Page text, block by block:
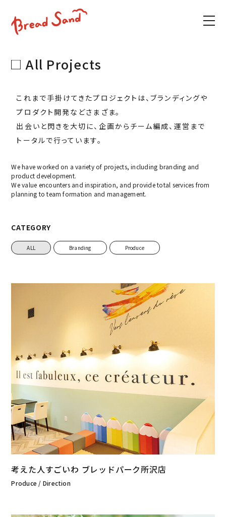
All Projects
これまで手掛けてきたプロジェクトは、ブランディングや
プロダクト開発などさまざま。
出会いと閃きを大切に、企画からチーム編成、運営まで
トータルで行っています。
We have worked on a variety of projects, including branding and
product development.
We value encounters and inspiration, and provide total services from
planning to team formation and management.
CATEGORY
ALL Branding Produce
考えた人すごいわ ブレッドパーク所沢店
Produce / Direction